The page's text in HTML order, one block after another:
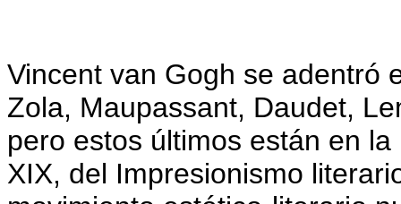
Vincent van Gogh se adentró
Zola, Maupassant, Daudet,
pero estos últimos están en
XIX, del Impresionismo